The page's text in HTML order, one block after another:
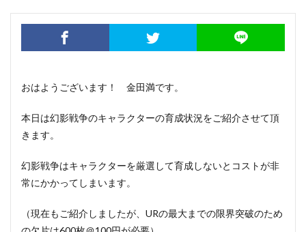
おはようございます！ 金田満です。
本日は幻影戦争のキャラクターの育成状況をご紹介させて頂
きます。
幻影戦争はキャラクターを厳選して育成しないとコストが非
常にかかってしまいます。
（現在もご紹介しましたが、URの最大までの限界突破のため